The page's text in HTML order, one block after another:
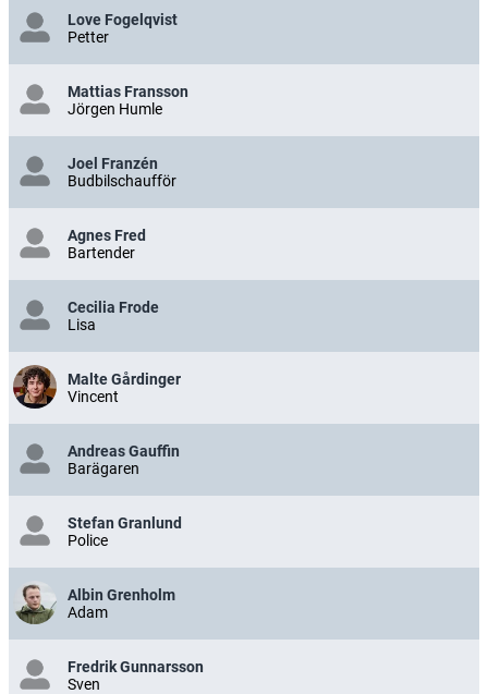
Love Fogelqvist
Petter
Mattias Fransson
Jörgen Humle
Joel Franzén
Budbilschaufför
Agnes Fred
Bartender
Cecilia Frode
Lisa
Malte Gårdinger
Vincent
Andreas Gauffin
Barägaren
Stefan Granlund
Police
Albin Grenholm
Adam
Fredrik Gunnarsson
Sven